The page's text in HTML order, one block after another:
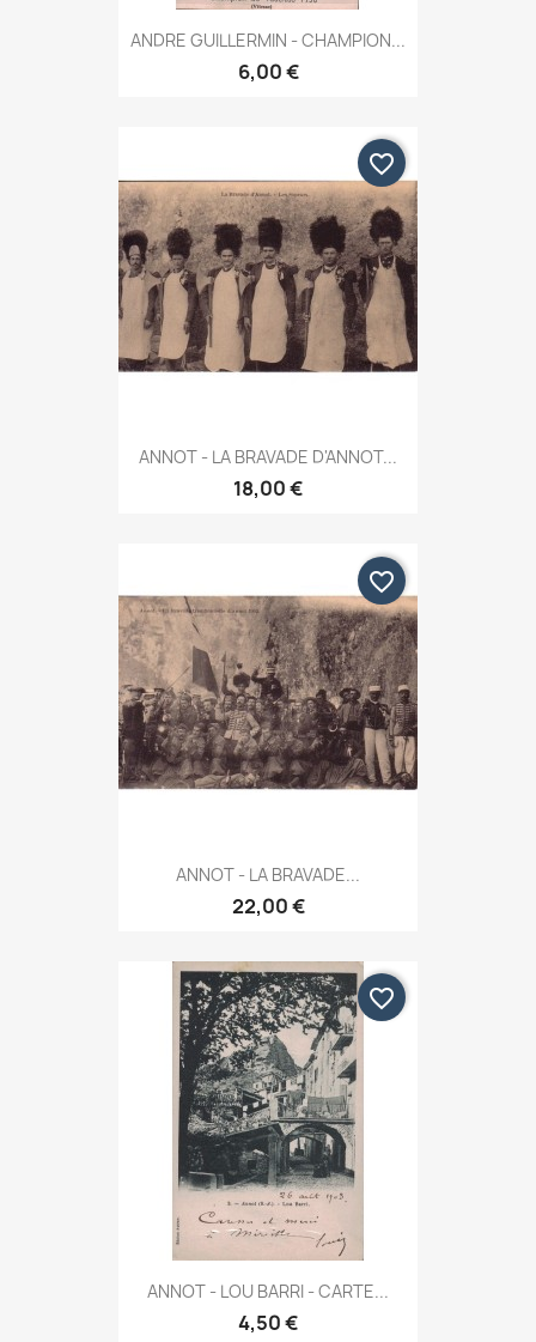
ANDRE GUILLERMIN - CHAMPION...
6,00 €
ANNOT - LA BRAVADE D'ANNOT...
18,00 €
favorite_border
ANNOT - LA BRAVADE...
22,00 €
favorite_border
ANNOT - LOU BARRI - CARTE...
4,50 €
favorite_border